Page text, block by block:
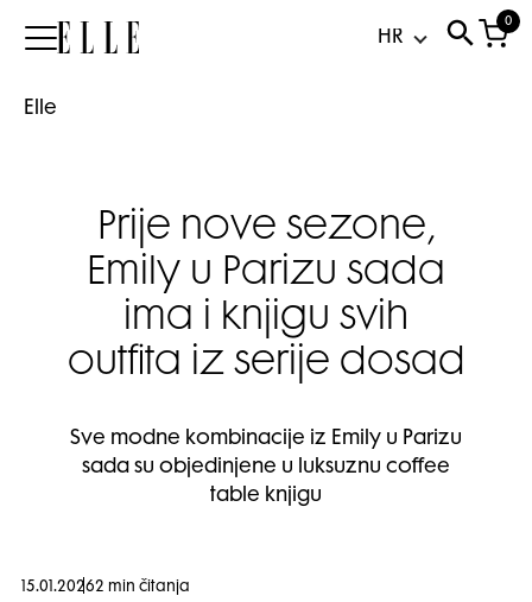
Elle
0
Elle
Prije nove sezone,
Emily u Parizu sada
ima i knjigu svih
outfita iz serije dosad
Sve modne kombinacije iz Emily u Parizu
sada su objedinjene u luksuznu coffee
table knjigu
15.01.20262 min čitanja